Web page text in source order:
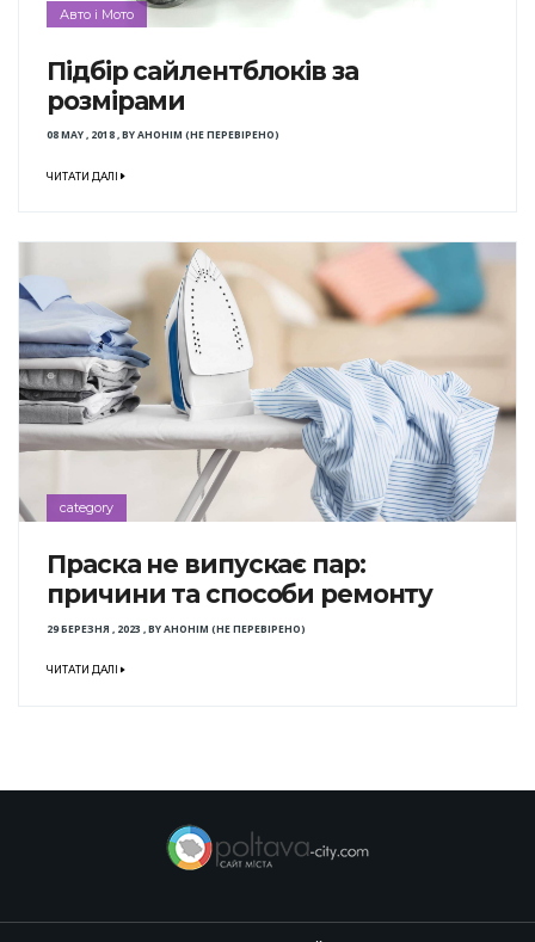
Авто і Мото
Підбір сайлентблоків за
розмірами
08 MAY , 2018,BYАНОНІМ (НЕ ПЕРЕВІРЕНО)
ЧИТАТИ ДАЛІ
category
Праска не випускає пар:
причини та способи ремонту
29 БЕРЕЗНЯ , 2023 ,BYАНОНІМ (НЕ ПЕРЕВІРЕНО)
ЧИТАТИ ДАЛІ